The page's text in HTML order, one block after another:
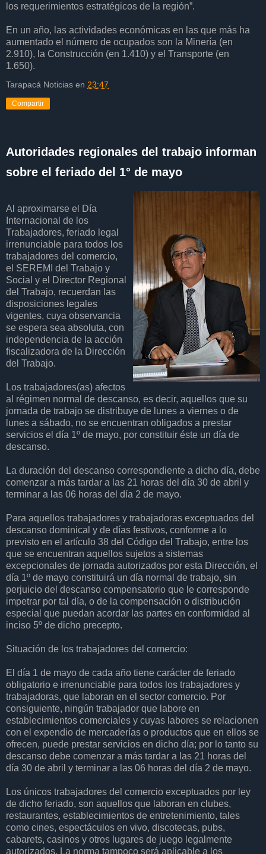
los requerimientos estratégicos de la región”.
En un año, las actividades económicas en las que más ha
aumentado el número de ocupados son la Minería (en
2.910), la Construcción (en 1.410) y el Transporte (en
1.650).
Tarapacá Noticias en 23:47
Compartir
Autoridades regionales del trabajo informan
sobre el feriado del 1° de mayo
Al aproximarse el Día
Internacional de los
Trabajadores, feriado legal
irrenunciable para todos los
trabajadores del comercio,
el SEREMI del Trabajo y
Social y el Director Regional
del Trabajo, recuerdan las
disposiciones legales
vigentes, cuya observancia
se espera sea absoluta, con
independencia de la acción
fiscalizadora de la Dirección
del Trabajo.
Los trabajadores(as) afectos
al régimen normal de descanso, es decir, aquellos que su
jornada de trabajo se distribuye de lunes a viernes o de
lunes a sábado, no se encuentran obligados a prestar
servicios el día 1º de mayo, por constituir éste un día de
descanso.
La duración del descanso correspondiente a dicho día, debe
comenzar a más tardar a las 21 horas del día 30 de abril y
terminar a las 06 horas del día 2 de mayo.
Para aquellos trabajadores y trabajadoras exceptuados del
descanso dominical y de días festivos, conforme a lo
previsto en el artículo 38 del Código del Trabajo, entre los
que se encuentran aquellos sujetos a sistemas
excepcionales de jornada autorizados por esta Dirección, el
día 1º de mayo constituirá un día normal de trabajo, sin
perjuicio del descanso compensatorio que le corresponde
impetrar por tal día, o de la compensación o distribución
especial que puedan acordar las partes en conformidad al
inciso 5º de dicho precepto.
Situación de los trabajadores del comercio:
El día 1 de mayo de cada año tiene carácter de feriado
obligatorio e irrenunciable para todos los trabajadores y
trabajadoras, que laboran en el sector comercio. Por
consiguiente, ningún trabajador que labore en
establecimientos comerciales y cuyas labores se relacionen
con el expendio de mercaderías o productos que en ellos se
ofrecen, puede prestar servicios en dicho día; por lo tanto su
descanso debe comenzar a más tardar a las 21 horas del
día 30 de abril y terminar a las 06 horas del día 2 de mayo.
Los únicos trabajadores del comercio exceptuados por ley
de dicho feriado, son aquellos que laboran en clubes,
restaurantes, establecimientos de entretenimiento, tales
como cines, espectáculos en vivo, discotecas, pubs,
cabarets, casinos y otros lugares de juego legalmente
autorizados. La norma tampoco será aplicable a los